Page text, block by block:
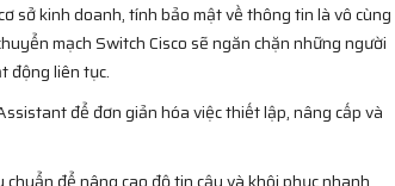
sở kinh doanh, tính bảo mật về thông tin là vô cùng
mạch Switch Cisco sẽ ngăn chặn những người
động liên tục.
để đơn giản hóa việc thiết lập, nâng cấp và